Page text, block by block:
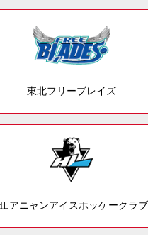
東北フリーブレイズ
アニャンアイスホッケークラブ